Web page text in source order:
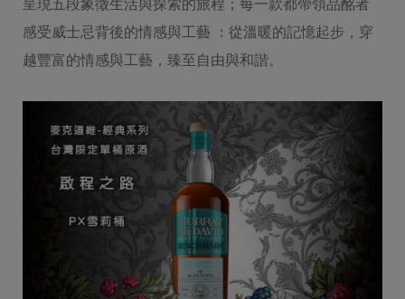
呈現五段象徵生活與探索的旅程；每一款都帶領品酩者
感受威士忌背後的情感與工藝 ：從溫暖的記憶起步，穿
越豐富的情感與工藝，臻至自由與和諧。